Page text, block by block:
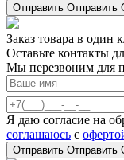
Отправить Отправить
Заказ товара в один
Оставьте контакты
Мы перезвоним для
Я даю согласие на
соглашаюсь с
Отправить Отправить